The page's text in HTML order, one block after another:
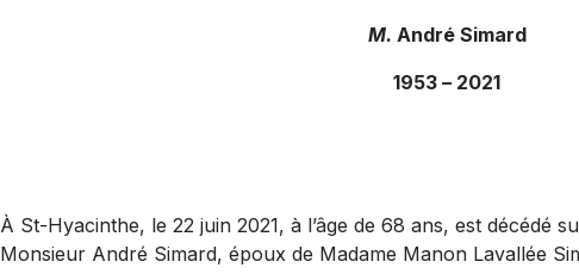
M. André Simard
1953 – 2021
À St-Hyacinthe, le 22 juin 2021, à l’âge de 68 ans, est décédé
Monsieur André Simard, époux de Madame Manon Lavallée